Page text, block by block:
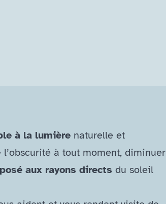
à la lumière naturelle et
à tout moment, diminuer
aux rayons directs du soleil